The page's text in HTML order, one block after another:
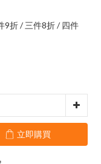
折 / 三件8折 / 四件
立即購買